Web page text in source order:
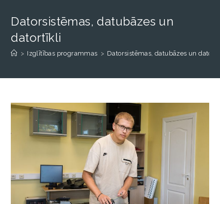
Datorsistēmas, datubāzes un
datortīkli
> Izglītības programmas > Datorsistēmas, datubāzes un